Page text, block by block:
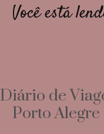
Você está
Diário de
Porto